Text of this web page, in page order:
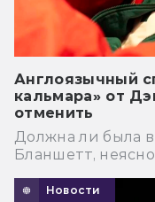
Англоязычный
кальмара» от
отменить
Должна ли была
Бланшетт,
Новости